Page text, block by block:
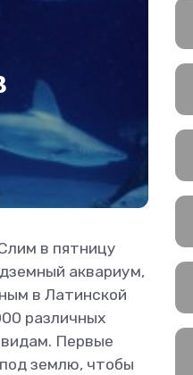
в пятницу
аквариум,
в Латинской
различных
Первые
землю, чтобы